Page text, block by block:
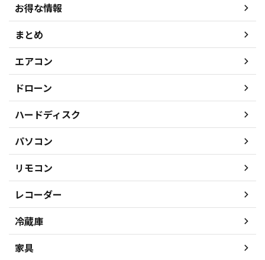
お得な情報
まとめ
エアコン
ドローン
ハードディスク
パソコン
リモコン
レコーダー
冷蔵庫
家具